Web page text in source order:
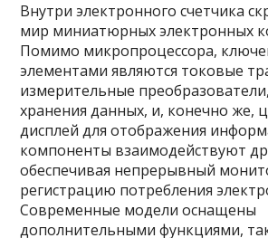
Внутри электронного счетчика
мир миниатюрных электронных
Помимо микропроцессора,
элементами являются токовые
измерительные
хранения данных, и, конечно же,
дисплей для отображения
компоненты взаимодействуют
обеспечивая непрерывный
регистрацию потребления
Современные модели оснащены
дополнительными функциями,